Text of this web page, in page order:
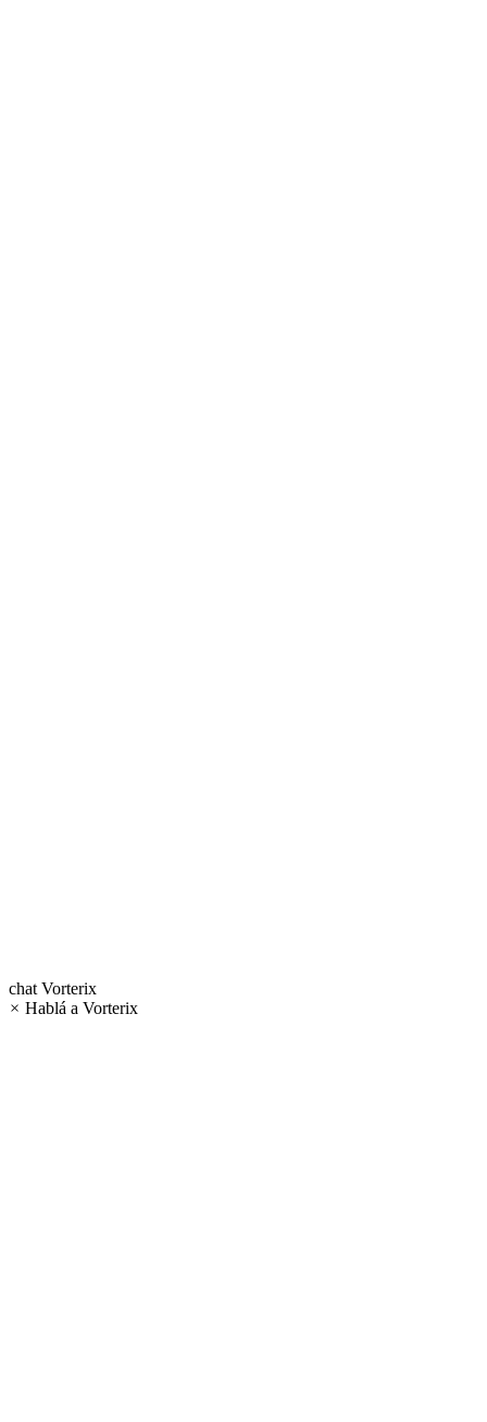
chat Vorterix
× Hablá a Vorterix